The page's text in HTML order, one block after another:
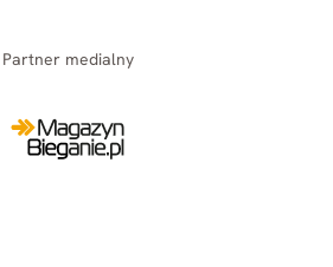
Partner medialny